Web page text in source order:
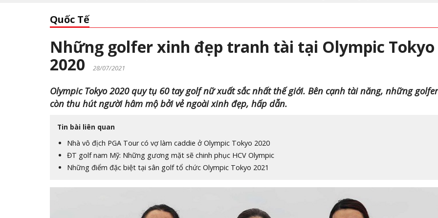
Quốc Tế
Những golfer xinh đẹp tranh tài tại Olympic Tokyo
2020
28/07/2021
Olympic Tokyo 2020 quy tụ 60 tay golf nữ xuất sắc nhất thế giới. Bên cạnh tài năng, những
còn thu hút người hâm mộ bởi vẻ ngoài xinh đẹp, hấp dẫn.
Tin bài liên quan
Nhà vô địch PGA Tour có vợ làm caddie ở Olympic Tokyo 2020
ĐT golf nam Mỹ: Những gương mặt sẽ chinh phục HCV Olympic
Những điểm đặc biệt tại sân golf tổ chức Olympic Tokyo 2021